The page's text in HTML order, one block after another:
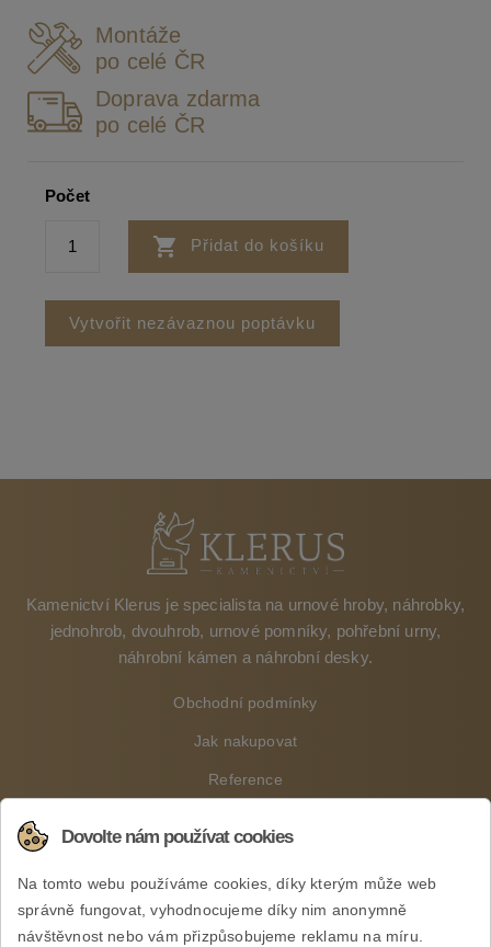
Montáže
po celé ČR
Doprava zdarma
po celé ČR
Počet
 Přidat do košíku
Vytvořit nezávaznou poptávku
Kamenictví Klerus je specialista na urnové hroby, náhrobky,
jednohrob, dvouhrob, urnové pomníky, pohřební urny,
náhrobní kámen a náhrobní desky.
Obchodní podmínky
Jak nakupovat
Reference
Reklamace a vrácení
Dovolte nám používat cookies
Na tomto webu používáme cookies, díky kterým může web
správně fungovat, vyhodnocujeme díky nim anonymně
návštěvnost nebo vám přizpůsobujeme reklamu na míru.